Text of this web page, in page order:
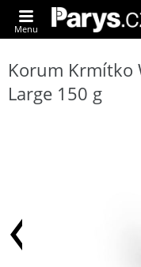
Menu
Korum Krmítko
Large 150 g